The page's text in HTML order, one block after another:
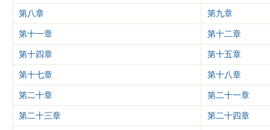
第八章 第九章
第十一章 第十二章
第十四章 第十五章
第十七章 第十八章
第二十章 第二十一章
第二十三章 第二十四章